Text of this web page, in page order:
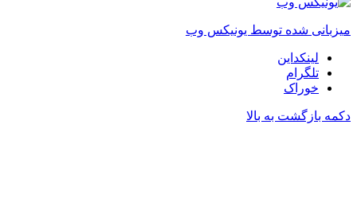
میزبانی شده توسط یونیکس وب
لینکداین
تلگرام
خوراک
دکمه بازگشت به بالا